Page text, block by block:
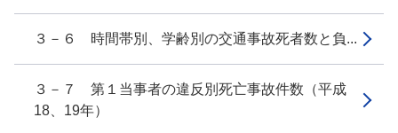
３－６ 時間帯別、学齢別の交通事故死者数と負...
３－７ 第１当事者の違反別死亡事故件数（平成
18、19年）